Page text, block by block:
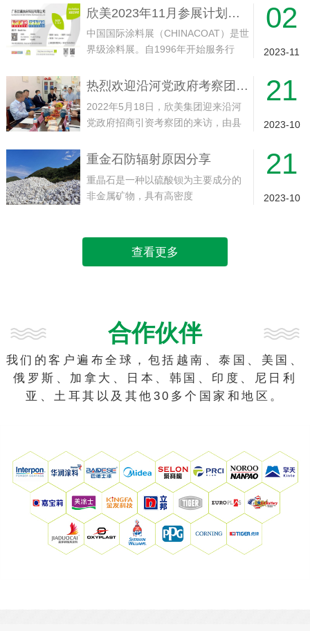
展会将于2024年4月23-26日在中国·上
届时光临！...
欣美2023年11月参展计划——中国（上海）国际涂料展
中国国际涂料展（CHINACOAT）是世
界级涂料展。自1996年开始服务行
行，展会一直致力为涂料行业的供应
台。面对面接触全球，尤其是来自中...
02
2023-11
热烈欢迎沿河党政府考察团领导莅临欣美集团工厂实地考察指导
2022年5月18日，欣美集团迎来沿河
党政府招商引资考察团的来访，由县
队，沿河经济开发区党工委副书记、
访。就实现产业“建链、补链、强链...
21
2023-10
重金石防辐射原因分享
重晶石是一种以硫酸钡为主要成分的
非金属矿物，具有高密度
水和盐酸，无毒、无磁性，而且具有
吸收X射线和γ射线的特点。1. ...
21
2023-10
查看更多
合作伙伴
我们的客户遍布全球，包括越南、泰国、美国、
俄罗斯、加拿大、日本、韩国、印度、尼日利
亚、土耳其以及其他30多个国家和地区。